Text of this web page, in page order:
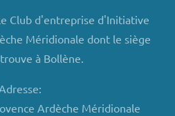
Club d'entreprise d'Initiative
Méridionale dont le siège
à Bollène.
Ardèche Méridionale